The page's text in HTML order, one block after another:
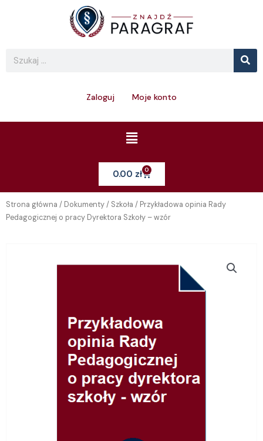
Search
Zaloguj Moje konto
Menu
0.00 zł 0Cart
Strona główna / Dokumenty/ Szkoła / Przykładowa opinia Rady
Pedagogicznej o pracy Dyrektora Szkoły – wzór